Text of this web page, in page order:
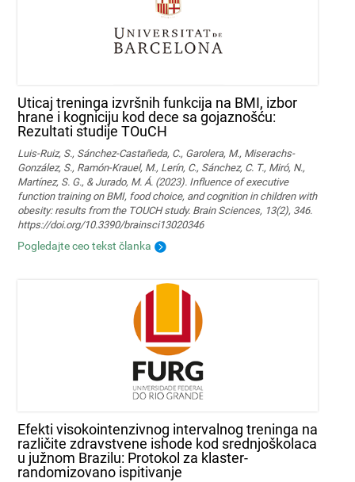
Uticaj treninga izvršnih funkcija na BMI, izbor
hrane i kogniciju kod dece sa gojaznošću:
Rezultati studije TOuCH
Luis-Ruiz, S., Sánchez-Castañeda, C., Garolera, M., Miserachs-
González, S., Ramón-Krauel, M., Lerín, C., Sánchez, C. T., Miró, N.,
Martí­nez, S. G., & Jurado, M. Á. (2023). Influence of executive
function training on BMI, food choice, and cognition in children with
obesity: results from the TOUCH study. Brain Sciences, 13(2), 346.
https://doi.org/10.3390/brainsci13020346
Pogledajte ceo tekst članka
Efekti visokointenzivnog intervalnog treninga na
različite zdravstvene ishode kod srednjoškolaca
u južnom Brazilu: Protokol za klaster-
randomizovano ispitivanje